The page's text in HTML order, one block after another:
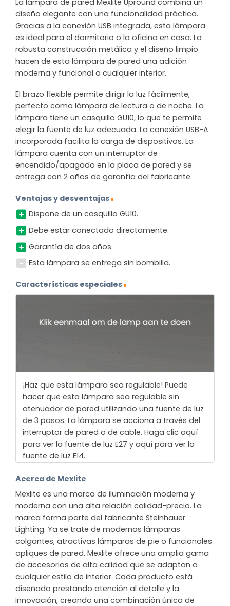
diseño elegante con una funcionalidad práctica.
Gracias a la conexión USB integrada, esta lámpara
es ideal para el dormitorio o la oficina en casa. La
robusta construcción metálica y el diseño limpio
hacen de esta lámpara de pared una adición
moderna y funcional a cualquier interior.
El brazo flexible permite dirigir la luz fácilmente,
perfecto como lámpara de lectura o de noche. La
lámpara tiene un casquillo GU10, lo que te permite
elegir la fuente de luz adecuada. La conexión USB-A
incorporada facilita la carga de dispositivos. La
lámpara cuenta con un interruptor de
encendido/apagado en la placa de pared y se
entrega con 2 años de garantía del fabricante.
Ventajas y desventajas
Dispone de un casquillo GU10.
Debe estar conectado directamente.
Garantía de dos años.
Esta lámpara se entrega sin bombilla.
Características especiales
¡Haz que esta lámpara sea regulable! Puede
hacer que esta lámpara sea regulable sin
atenuador de pared utilizando una fuente de luz
de 3 pasos. La lámpara se acciona a través del
interruptor de pared o de cable. Haga clic aquí
para ver la fuente de luz E27 y aquí para ver la
fuente de luz E14.
Acerca de Mexlite
Mexlite es una marca de iluminación moderna y
moderna con una alta relación calidad-precio. La
marca forma parte del fabricante Steinhauer
Lighting. Ya se trate de modernas lámparas
colgantes, atractivas lámparas de pie o funcionales
apliques de pared, Mexlite ofrece una amplia gama
de accesorios de alta calidad que se adaptan a
cualquier estilo de interior. Cada producto está
diseñado prestando atención al detalle y la
innovación, creando una combinación única de